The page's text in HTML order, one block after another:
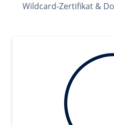
Wildcard-Zertifikat &